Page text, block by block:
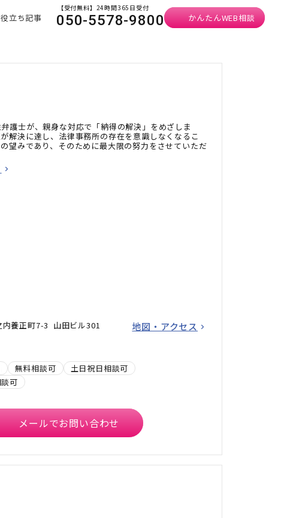
立ち記事
【受付無料】24時間365日受付
050-5578-9800 かんたんWEB相談
護士が、親身な対応で「納得の解決」をめざしま
解決に達し、法律事務所の存在を意識しなくなるこ
望みであり、そのために最大限の努力をさせていただ
内養正町7-3 山田ビル301 地図・アクセス
無料相談可
土日祝日相談可
可
メールでお問い合わせ